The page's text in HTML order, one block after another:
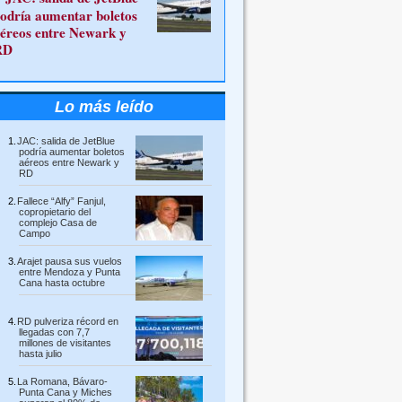
aumentar boletos
entre Newark y
Lo más leído
JAC: salida de JetBlue
podría aumentar boletos
aéreos entre Newark y
RD
Fallece “Alfy” Fanjul,
copropietario del
complejo Casa de
Campo
Arajet pausa sus vuelos
entre Mendoza y Punta
Cana hasta octubre
RD pulveriza récord en
llegadas con 7,7
millones de visitantes
hasta julio
La Romana, Bávaro-
Punta Cana y Miches